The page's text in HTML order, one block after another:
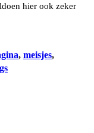
hier ook zeker
, meisjes ,